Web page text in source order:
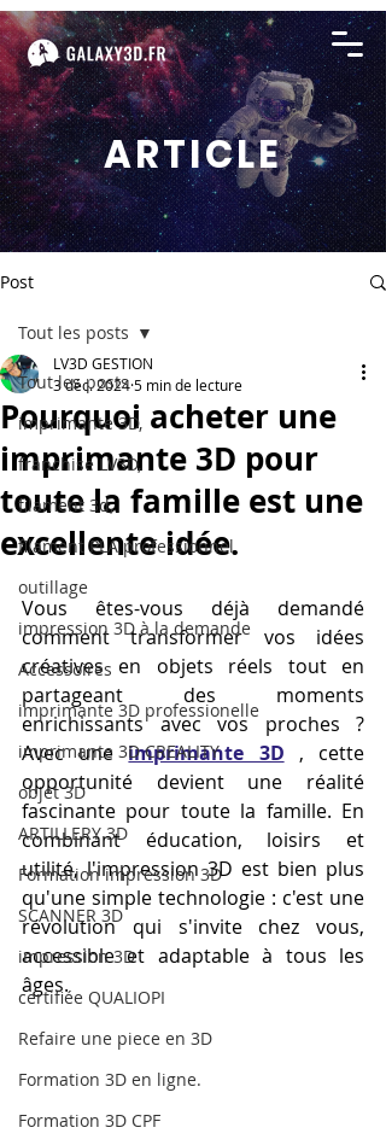
ARTICLE
Post
Tout les posts
imprimante 3D,
franchise LV3D,
filament 3d,
filament PLA professionnel
outillage
impression 3D à la demande
Accessoires
imprimante 3D professionelle
imprimante 3D CREALITY
objet 3D
ARTILLERY 3D
Formation impression 3D
SCANNER 3D
impression 3D
certifiée QUALIOPI
Refaire une piece en 3D
Formation 3D en ligne.
Formation 3D CPF
Tout les posts
Pourquoi acheter une
imprimante 3D pour
toute la famille est une
excellente idée.
LV3D GESTION
3 déc. 20245 min de lecture
Vous êtes-vous déjà demandé
comment transformer vos idées
créatives en objets réels tout en
partageant des moments
enrichissants avec vos proches ?
Avec une imprimante 3D , cette
opportunité devient une réalité
fascinante pour toute la famille. En
combinant éducation, loisirs et
utilité, l'impression 3D est bien plus
qu'une simple technologie : c'est une
révolution qui s'invite chez vous,
accessible et adaptable à tous les
âges.